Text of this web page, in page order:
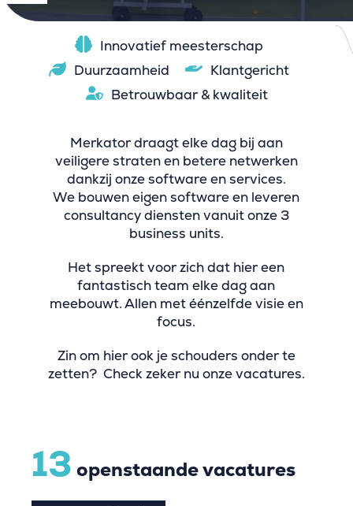
Innovatief meesterschap
Duurzaamheid
Klantgericht
Betrouwbaar & kwaliteit
Merkator draagt elke dag bij aan
veiligere straten en betere netwerken
dankzij onze software en services.
We bouwen eigen software en leveren
consultancy diensten vanuit onze 3
business units.
Het spreekt voor zich dat hier een
fantastisch team elke dag aan
meebouwt. Allen met éénzelfde visie en
focus.
Zin om hier ook je schouders onder te
zetten? Check zeker nu onze vacatures.
13 openstaande vacatures